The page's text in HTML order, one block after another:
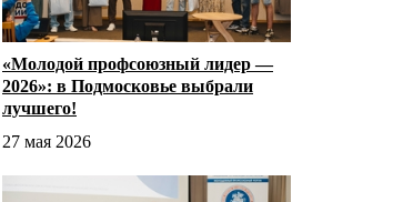
«Молодой профсоюзный лидер —
2026»: в Подмосковье выбрали
лучшего!
27 мая 2026